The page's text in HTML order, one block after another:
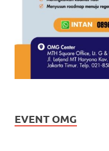
EVENT OMG